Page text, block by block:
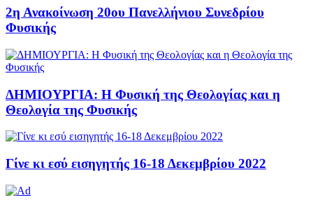
2η Ανακοίνωση 20ου Πανελλήνιου Συνεδρίου
Φυσικής
ΔΗΜΙΟΥΡΓΙΑ: Η Φυσική της Θεολογίας και η
Θεολογία της Φυσικής
Γίνε κι εσύ εισηγητής 16-18 Δεκεμβρίου 2022